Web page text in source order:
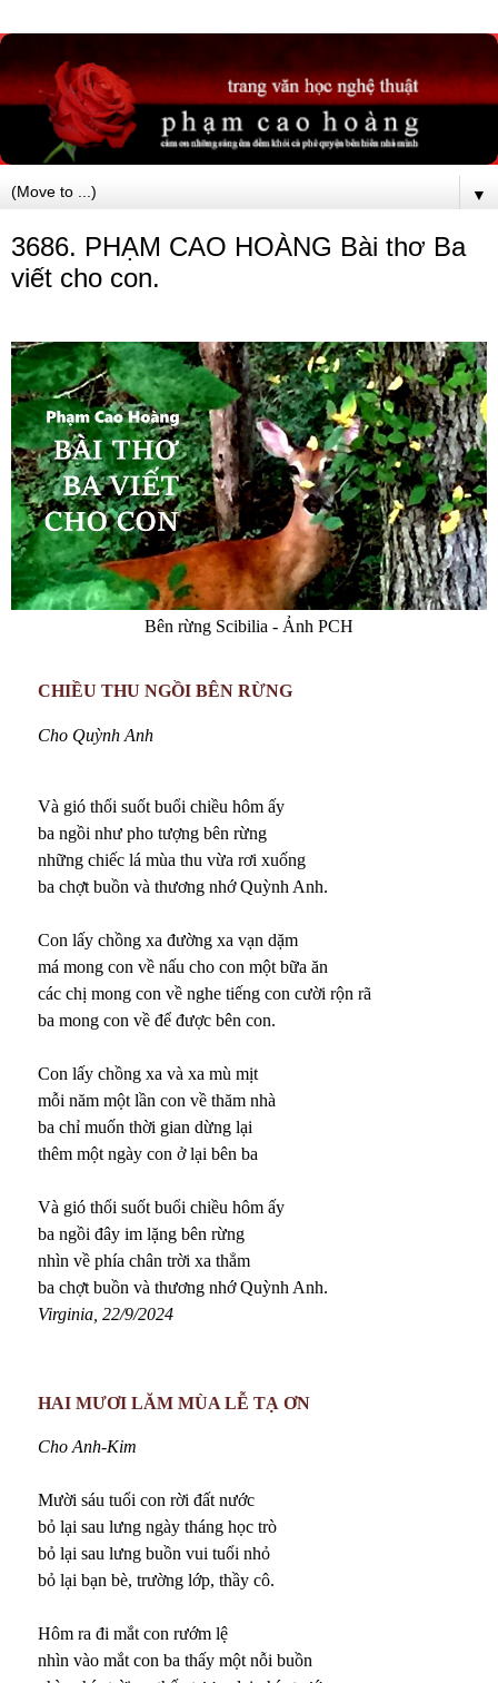
▼
3686. PHẠM CAO HOÀNG Bài thơ Ba
viết cho con.
Bên rừng Scibilia - Ảnh PCH
CHIỀU THU NGỒI BÊN RỪNG
Cho Quỳnh Anh
Và gió thổi suốt buổi chiều hôm ấy
ba ngồi như pho tượng bên rừng
những chiếc lá mùa thu vừa rơi xuống
ba chợt buồn và thương nhớ Quỳnh Anh.
Con lấy chồng xa đường xa vạn dặm
má mong con về nấu cho con một bữa ăn
các chị mong con về nghe tiếng con cười rộn rã
ba mong con về để được bên con.
Con lấy chồng xa và xa mù mịt
mỗi năm một lần con về thăm nhà
ba chỉ muốn thời gian dừng lại
thêm một ngày con ở lại bên ba
Và gió thổi suốt buổi chiều hôm ấy
ba ngồi đây im lặng bên rừng
nhìn về phía chân trời xa thẳm
ba chợt buồn và thương nhớ Quỳnh Anh.
Virginia, 22/9/2024
HAI MƯƠI LĂM MÙA LỄ TẠ ƠN
Cho Anh-Kim
Mười sáu tuổi con rời đất nước
bỏ lại sau lưng ngày tháng học trò
bỏ lại sau lưng buồn vui tuổi nhỏ
bỏ lại bạn bè, trường lớp, thầy cô.
Hôm ra đi mắt con rướm lệ
nhìn vào mắt con ba thấy một nỗi buồn